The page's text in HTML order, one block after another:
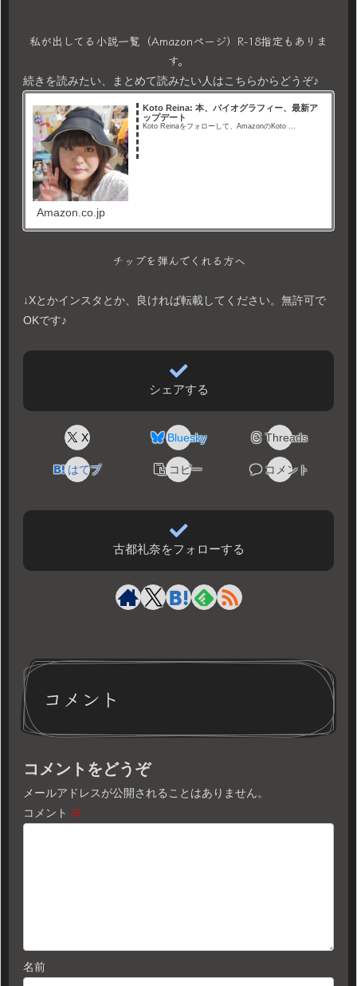
私が出してる小説一覧（Amazonページ）R-18指定もありま
す。
続きを読みたい、まとめて読みたい人はこちらからどうぞ♪
Koto Reina: 本、バイオグラフィー、最新ア
ップデート
Koto Reinaをフォローして、AmazonのKoto ...
Amazon.co.jp
チップを弾んでくれる方へ
↓Xとかインスタとか、良ければ転載してください。無許可で
OKです♪
シェアする
X Bluesky Threads
はてブ コピー コメント
古都礼奈をフォローする
コメント
コメントをどうぞ
メールアドレスが公開されることはありません。
コメント ※
名前